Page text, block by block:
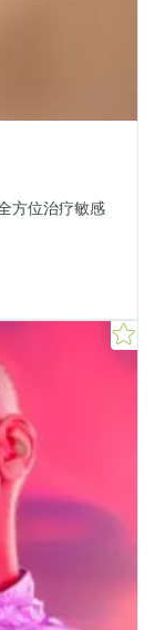
方位治疗敏感